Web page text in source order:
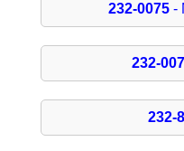
232-0075 -
232-
232-